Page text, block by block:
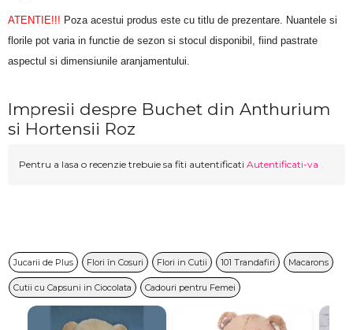
ATENTIE!!! Poza acestui produs este cu titlu de prezentare. Nuantele si
florile pot varia in functie de sezon si stocul disponibil, fiind pastrate
aspectul si dimensiunile aranjamentului.
Impresii despre Buchet din Anthurium
si Hortensii Roz
Pentru a lasa o recenzie trebuie sa fiti autentificati Autentificati-va
Jucarii de Plus Flori în Cosuri Flori in Cutii 101 Trandafiri Macarons
Cutii cu Capsuni in Ciocolata Cadouri pentru Femei